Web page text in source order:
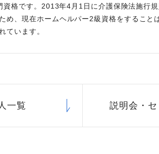
資格です。2013年4月1日に介護保険法施行
め、現在ホームヘルパー2級資格をするこ
ています。
一覧 説明会・